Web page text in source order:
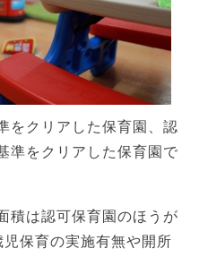
をクリアした保育園、認
準をクリアした保育園で
積は認可保育園のほうが
保育の実施有無や開所